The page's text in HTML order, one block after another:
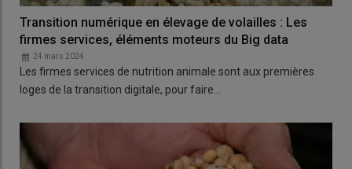
Transition numérique en élevage de volailles : Les
firmes services, éléments moteurs du Big data
24 mars 2024
Les firmes services de nutrition animale sont aux premières
loges de la transition digitale, pour faire…